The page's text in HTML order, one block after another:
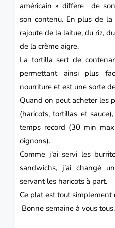
américain » diffère de
son contenu. En plus de
rajoute de la laitue, du riz,
de la crème aigre.
La tortilla sert de
permettant ainsi plus
nourriture et est une sorte
Quand on peut acheter les
(haricots, tortillas et
temps record (30 min
oignons).
Comme j’ai servi les
sandwichs, j’ai changé
servant les haricots à part.
Ce plat est tout simplement
Bonne semaine à vous tous.